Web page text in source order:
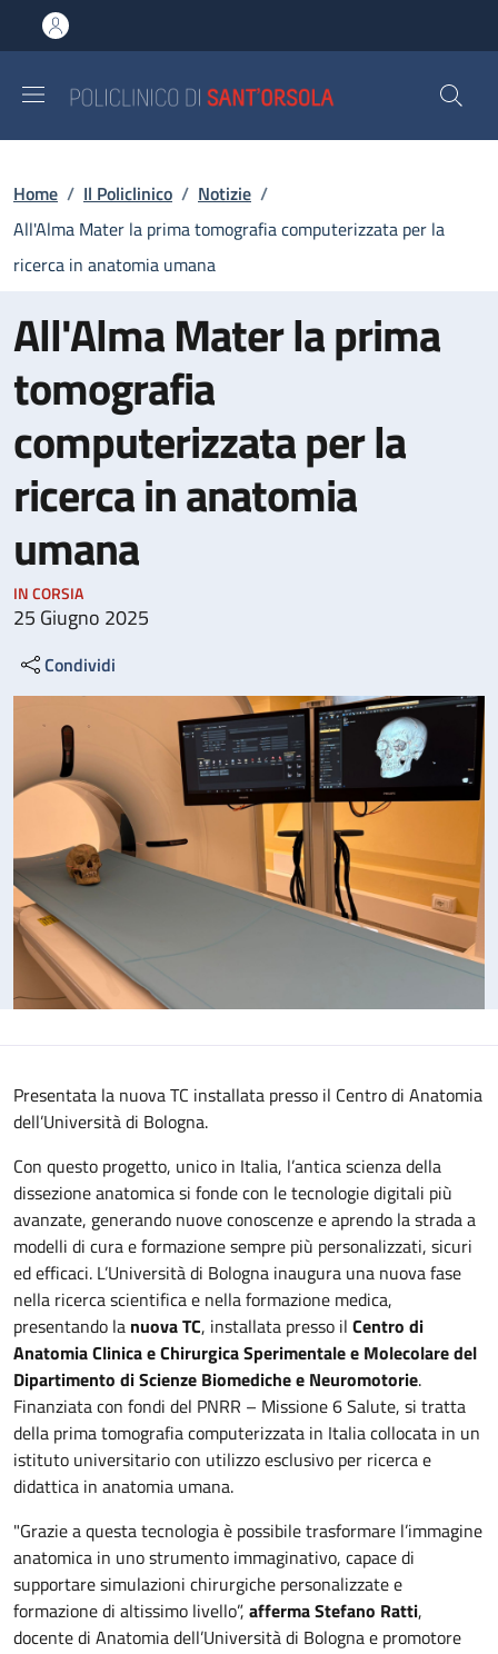
al contenuto principale
to footer content
Briciole di pane
Home / Il Policlinico / Notizie /
All'Alma Mater la prima tomografia computerizzata per la
ricerca in anatomia umana
All'Alma Mater la prima
tomografia
computerizzata per la
ricerca in anatomia
umana
IN CORSIA
25 Giugno 2025
Condividi
Presentata la nuova TC installata presso il Centro di Anatomia
dell’Università di Bologna.
Con questo progetto, unico in Italia, l’antica scienza della
dissezione anatomica si fonde con le tecnologie digitali più
avanzate, generando nuove conoscenze e aprendo la strada a
modelli di cura e formazione sempre più personalizzati, sicuri
ed efficaci. L’Università di Bologna inaugura una nuova fase
nella ricerca scientifica e nella formazione medica,
presentando la nuova TC, installata presso il Centro di
Anatomia Clinica e Chirurgica Sperimentale e Molecolare del
Dipartimento di Scienze Biomediche e Neuromotorie.
Finanziata con fondi del PNRR – Missione 6 Salute, si tratta
della prima tomografia computerizzata in Italia collocata in un
istituto universitario con utilizzo esclusivo per ricerca e
didattica in anatomia umana.
"Grazie a questa tecnologia è possibile trasformare l’immagine
anatomica in uno strumento immaginativo, capace di
supportare simulazioni chirurgiche personalizzate e
formazione di altissimo livello”, afferma Stefano Ratti,
docente di Anatomia dell’Università di Bologna e promotore